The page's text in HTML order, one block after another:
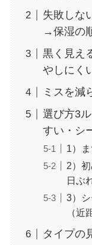
失敗しな
→保湿の
黒く見え
やしにく
ミスを減
選び方3
すい・シ
1）
2）
日ぶ
3）
（近
タイプの